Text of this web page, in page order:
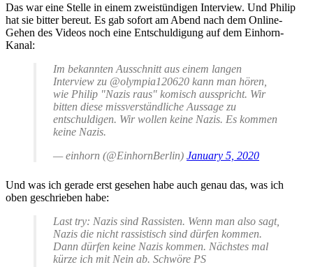
Das war eine Stelle in einem zweistündigen Interview. Und Philip
hat sie bitter bereut. Es gab sofort am Abend nach dem Online-
Gehen des Videos noch eine Entschuldigung auf dem Einhorn-
Kanal:
Im bekannten Ausschnitt aus einem langen
Interview zu @olympia120620 kann man hören,
wie Philip "Nazis raus" komisch ausspricht. Wir
bitten diese missverständliche Aussage zu
entschuldigen. Wir wollen keine Nazis. Es kommen
keine Nazis.
— einhorn (@EinhornBerlin) January 5, 2020
Und was ich gerade erst gesehen habe auch genau das, was ich
oben geschrieben habe:
Last try: Nazis sind Rassisten. Wenn man also sagt,
Nazis die nicht rassistisch sind dürfen kommen.
Dann dürfen keine Nazis kommen. Nächstes mal
kürze ich mit Nein ab. Schwöre PS